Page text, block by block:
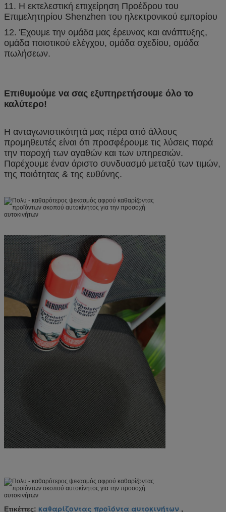
11. Η εκτελεστική επιχείρηση Προέδρου του
Επιμελητηρίου Shenzhen του ηλεκτρονικού εμπορίου
12. Έχουμε την ομάδα μας έρευνας και ανάπτυξης,
ομάδα ποιοτικού ελέγχου, ομάδα σχεδίου, ομάδα
πωλήσεων.
Επιθυμούμε να σας εξυπηρετήσουμε όλο το
καλύτερο!
Η ανταγωνιστικότητά μας πέρα από άλλους
προμηθευτές είναι ότι προσφέρουμε τις λύσεις παρά
την παροχή των αγαθών και των υπηρεσιών.
Παρέχουμε έναν άριστο συνδυασμό μεταξύ των τιμών,
της ποιότητας & της ευθύνης.
Ετικέττες: καθαρίζοντας προϊόντα αυτοκινήτων ,